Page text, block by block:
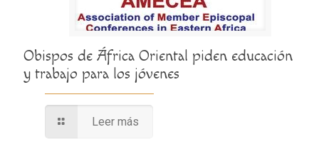
Obispos de África Oriental piden educación
y trabajo para los jóvenes
Leer más